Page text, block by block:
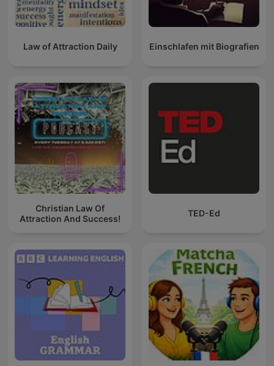
Law of Attraction Daily Einschlafen mit Biografien
Christian Law Of
Attraction And Success!
TED-Ed